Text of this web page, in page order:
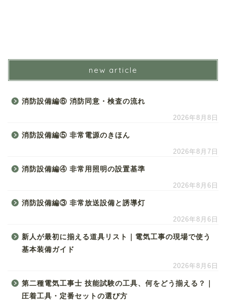
new article
消防設備編⑥ 消防同意・検査の流れ
2026年8月8日
消防設備編⑤ 非常電源のきほん
2026年8月7日
消防設備編④ 非常用照明の設置基準
2026年8月6日
消防設備編③ 非常放送設備と誘導灯
2026年8月6日
新人が最初に揃える道具リスト｜電気工事の現場で使う
基本装備ガイド
2026年8月6日
第二種電気工事士 技能試験の工具、何をどう揃える？｜
圧着工具・定番セットの選び方